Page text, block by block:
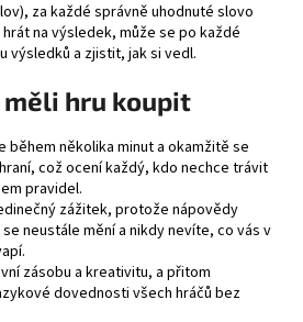
za každé správně uhodnuté slovo
na výsledek, může se po každé
výsledků a zjistit, jak si vedl.
hru koupit
během několika minut a okamžitě se
což ocení každý, kdo nechce trávit
pravidel.
zážitek, protože nápovědy
neustále mění a nikdy nevíte, co vás v
zásobu a kreativitu, a přitom
dovednosti všech hráčů bez